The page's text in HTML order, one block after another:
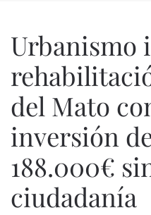
Urbanismo
del Mato
inversión
188.000€
ciudadanía